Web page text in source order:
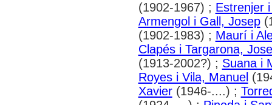
(1902-1967) ; Estrenjer
Armengol i Gall, Josep
(1902-1983) ; Maurí i
Clapés i Targarona,
(1913-2002?) ; Suana i
Royes i Vila, Manuel
Xavier(1946-....) ;